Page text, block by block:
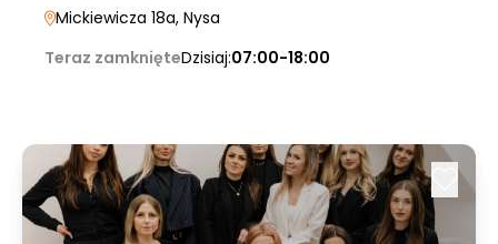
Mickiewicza 18a, Nysa
Teraz zamknięteDzisiaj:07:00-18:00